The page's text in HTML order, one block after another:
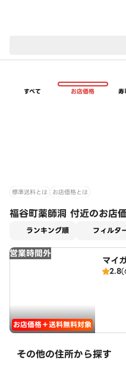
すべて お店価格 寿
標準送料とは お店価格とは
福谷町薬師洞 付近のお店
ランキング順 フィルタ
営業時間外
お店価格＋送料無料対象
マイ
2.8
その他の住所から探す